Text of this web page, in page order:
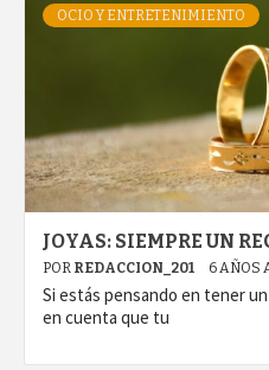
OCIO Y ENTRETENIMIENTO
JOYAS: SIEMPRE UN
POR REDACCION_201 6 AÑOS
Si estás pensando en tener
en cuenta que tu